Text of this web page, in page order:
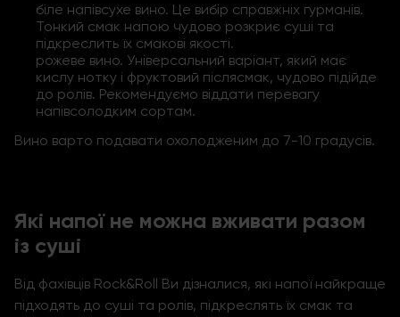
біле напівсухе вино. Це вибір справжніх гурманів.
Тонкий смак напою чудово розкриє суші та
підкреслить їх смакові якості.
рожеве вино. Універсальний варіант, який має
кислу нотку і фруктовий післясмак, чудово підійде
до ролів. Рекомендуємо віддати перевагу
напівсолодким сортам.
Вино варто подавати охолодженим до 7-10 градусів.
Які напої не можна вживати разом
із суші
Від фахівців Rock&Roll Ви дізналися, які напої найкраще
підходять до суші та ролів, підкреслять їх смак та